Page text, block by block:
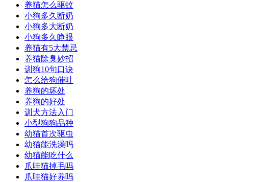
养猫怎么驱蚊
小狗多久断奶
小狗多大断奶
小狗多久睁眼
养猫有5大禁忌
养猫除臭妙招
训狗10句口诀
怎么给狗催吐
养狗的坏处
养狗的好处
训犬方法入门
小型狗狗品种
幼猫首次驱虫
幼猫能洗澡吗
幼猫能吃什么
爪哇猫掉毛吗
爪哇猫好养吗